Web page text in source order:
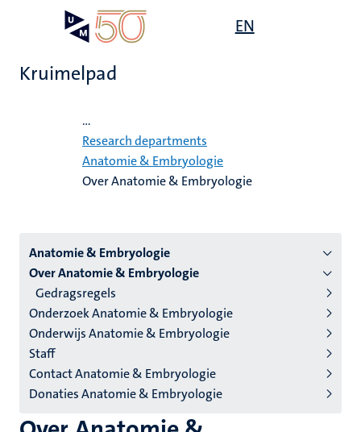
EN
Kruimelpad
...
Research departments
Anatomie & Embryologie
Over Anatomie & Embryologie
Menu
instituten
niveau
2/3
Nederlands
(NL)
Anatomie & Embryologie
Over Anatomie & Embryologie
Gedragsregels
Onderzoek Anatomie & Embryologie
Onderwijs Anatomie & Embryologie
Staff
Contact Anatomie & Embryologie
Donaties Anatomie & Embryologie